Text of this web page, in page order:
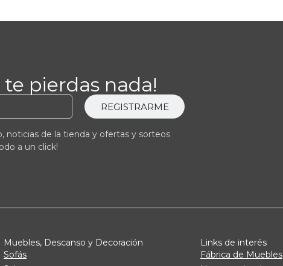
te pierdas nada!
REGISTRARME
noticias de la tienda y ofertas y sorteos
a un click!
Muebles, Descanso y Decoración
Sofás
Links de interés
Fábrica de Muebles